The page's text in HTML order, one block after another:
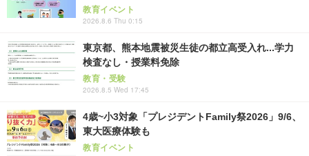
教育イベント
2026.8.6 Thu 0:15
東京都、熊本地震被災生徒の都立高受入れ...学力
検査なし・授業料免除
教育・受験
2026.8.5 Wed 17:45
4歳~小3対象「プレジデントFamily祭2026」9/6、
東大医療体験も
教育イベント